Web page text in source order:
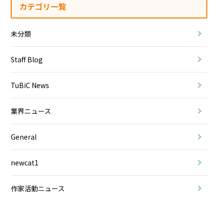
カテゴリ一覧
未分類
Staff Blog
TuBiC News
業界ニュース
General
newcat1
作家活動ニュース